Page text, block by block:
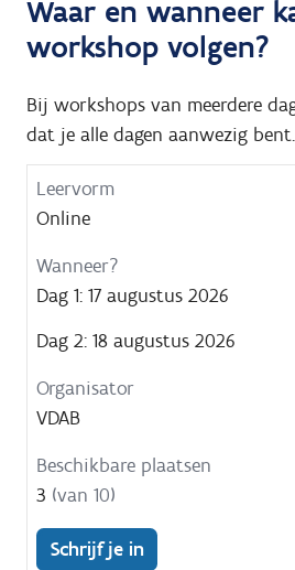
Waar en wanneer
workshop volgen?
Bij workshops van meerdere
dat je alle dagen aanwezig bent.
Leervorm
Online
Dag 1: 17 augustus 2026
Dag 2: 18 augustus 2026
VDAB
3 (van 10)
Schrijf je in